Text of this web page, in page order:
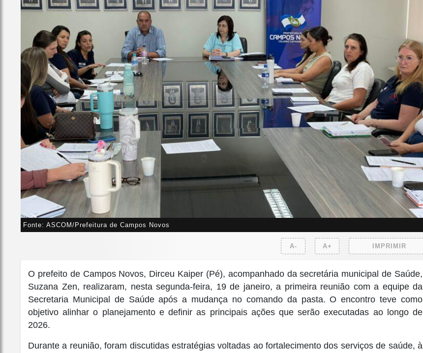
Fonte: ASCOM/Prefeitura de Campos Novos
A- A+ IMPRIMIR
O prefeito de Campos Novos, Dirceu Kaiper (Pé), acompanhado da secretária municipal de Saúde,
Suzana Zen, realizaram, nesta segunda-feira, 19 de janeiro, a primeira reunião com a equipe da
Secretaria Municipal de Saúde após a mudança no comando da pasta. O encontro teve como
objetivo alinhar o planejamento e definir as principais ações que serão executadas ao longo de
2026.
Durante a reunião, foram discutidas estratégias voltadas ao fortalecimento dos serviços de saúde, à